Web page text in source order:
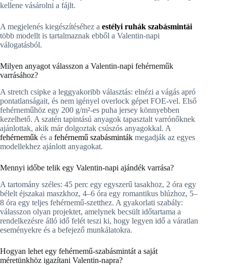
kellene vásárolni a fájlt.
A megjelenés kiegészítéséhez a estélyi ruhák szabásmintái
több modellt is tartalmaznak ebből a Valentin-napi
válogatásból.
Milyen anyagot válasszon a Valentin-napi fehérneműk
varrásához?
A stretch csipke a leggyakoribb választás: elnézi a vágás apró
pontatlanságait, és nem igényel overlock gépet FOE-vel. Első
fehérneműhöz egy 200 g/m²-es puha jersey könnyebben
kezelhető. A szatén tapintású anyagok tapasztalt varrónőknek
ajánlottak, akik már dolgoztak csúszós anyagokkal. A
fehérneműk és a fehérnemű szabásminták megadják az egyes
modellekhez ajánlott anyagokat.
Mennyi időbe telik egy Valentin-napi ajándék varrása?
A tartomány széles: 45 perc egy egyszerű tasakhoz, 2 óra egy
bélelt éjszakai maszkhoz, 4–6 óra egy romantikus blúzhoz, 5–
8 óra egy teljes fehérnemű-szetthez. A gyakorlati szabály:
válasszon olyan projektet, amelynek becsült időtartama a
rendelkezésre álló idő felét teszi ki, hogy legyen idő a váratlan
eseményekre és a befejező munkálatokra.
Hogyan lehet egy fehérnemű-szabásmintát a saját
méretünkhöz igazítani Valentin-napra?